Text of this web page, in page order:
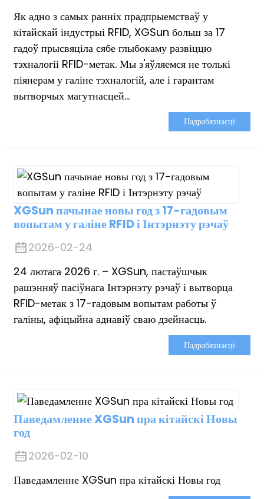
Як адно з самых ранніх прадпрыемстваў у
кітайскай індустрыі RFID, XGSun больш за 17
гадоў прысвяціла сябе глыбокаму развіццю
тэхналогіі RFID-метак. Мы з'яўляемся не толькі
піянерам у галіне тэхналогій, але і гарантам
вытворчых магутнасцей...
Падрабязнасці
XGSun пачынае новы год з 17-гадовым
вопытам у галіне RFID і Інтэрнэту рэчаў
2026-02-24
24 лютага 2026 г. – XGSun, пастаўшчык
рашэнняў пасіўнага Інтэрнэту рэчаў і вытворца
RFID-метак з 17-гадовым вопытам работы ў
галіны, афіцыйна аднавіў сваю дзейнасць.
Падрабязнасці
Паведамленне XGSun пра кітайскі Новы
год
2026-02-10
Паведамленне XGSun пра кітайскі Новы год